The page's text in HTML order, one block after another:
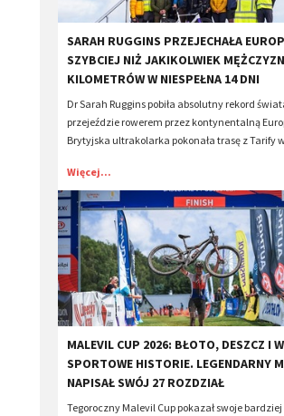
​SARAH RUGGINS PRZEJECHAŁA
SZYBCIEJ NIŻ JAKIKOLWIEK
KILOMETRÓW W NIESPEŁNA 14 DNI
Dr Sarah Ruggins pobiła absolutny rekord
przejeździe rowerem przez kontynentalną
Brytyjska ultrakolarka pokonała trasę z Tarify
Więcej...
​MALEVIL CUP 2026: BŁOTO, DESZCZ I
SPORTOWE HISTORIE. LEGENDARNY
NAPISAŁ SWÓJ 27 ROZDZIAŁ
Tegoroczny Malevil Cup pokazał swoje